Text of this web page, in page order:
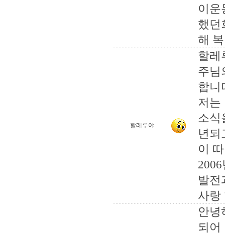
이
했던
해
할레루야
할레
주
합니
저는
소식
년되
이
발전
사랑
안녕
되어